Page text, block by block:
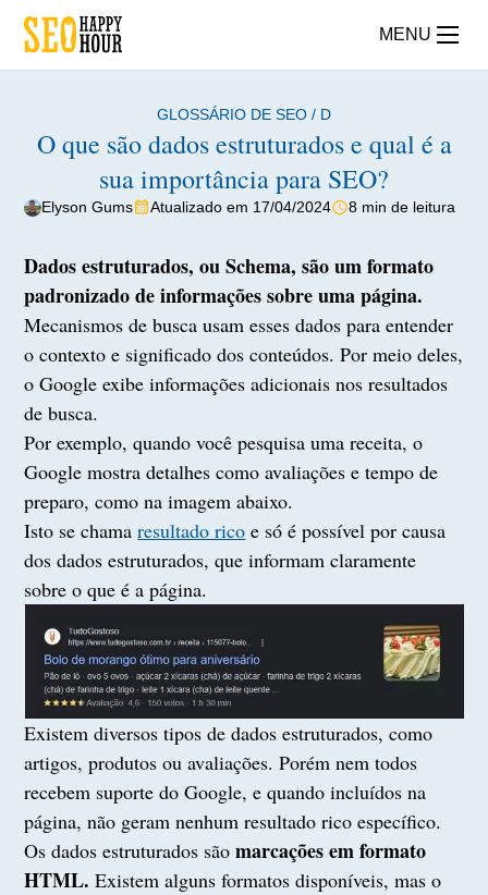
MENU
GLOSSÁRIO DE SEO / D
O que são dados estruturados e qual é a
sua importância para SEO?
Elyson Gums Atualizado em 17/04/2024 8 min de leitura
Dados estruturados, ou Schema, são um formato
padronizado de informações sobre uma página.
Mecanismos de busca usam esses dados para entender
o contexto e significado dos conteúdos. Por meio deles,
o Google exibe informações adicionais nos resultados
de busca.
Por exemplo, quando você pesquisa uma receita, o
Google mostra detalhes como avaliações e tempo de
preparo, como na imagem abaixo.
Isto se chamaresultado rico e só é possível por causa
dos dados estruturados, que informam claramente
sobre o que é a página.
Existem diversos tipos de dados estruturados, como
artigos, produtos ou avaliações. Porém nem todos
recebem suporte do Google, e quando incluídos na
página, não geram nenhum resultado rico específico.
Os dados estruturados sãomarcações em formato
HTML.Existem alguns formatos disponíveis, mas o